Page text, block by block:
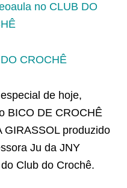
no CLUB DO
CROCHÊ
de hoje,
BICO DE CROCHÊ
GIRASSOL produzido
Ju da JNY
Club do Crochê.